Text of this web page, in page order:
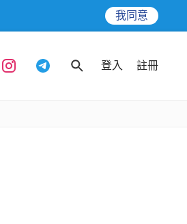
我同意
登入 註冊